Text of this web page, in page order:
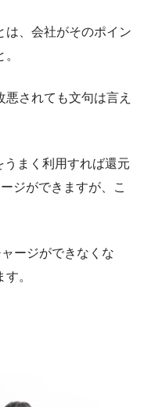
は、会社がそのポイン
されても文句は言え
まく利用すれば還元
ジができますが、こ
ージができなくな
。